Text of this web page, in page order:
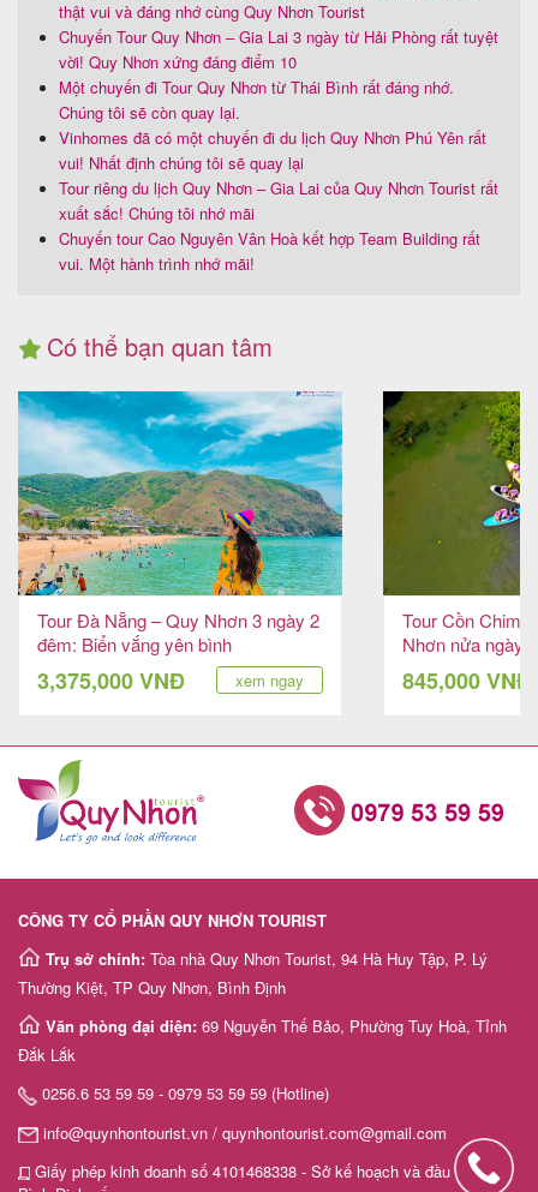
thật vui và đáng nhớ cùng Quy Nhơn Tourist
Chuyến Tour Quy Nhơn – Gia Lai 3 ngày từ Hải Phòng rất tuyệt
vời! Quy Nhơn xứng đáng điểm 10
Một chuyến đi Tour Quy Nhơn từ Thái Bình rất đáng nhớ.
Chúng tôi sẽ còn quay lại.
Vinhomes đã có một chuyến đi du lịch Quy Nhơn Phú Yên rất
vui! Nhất định chúng tôi sẽ quay lại
Tour riêng du lịch Quy Nhơn – Gia Lai của Quy Nhơn Tourist rất
xuất sắc! Chúng tôi nhớ mãi
Chuyến tour Cao Nguyên Vân Hoà kết hợp Team Building rất
vui. Một hành trình nhớ mãi!
Có thể bạn quan tâm
Tour Đà Nẵng – Quy Nhơn 3 ngày 2
đêm: Biển vắng yên bình
3,375,000 VNĐ xem ngay
Tour Cồn Chim
Nhơn nửa ngày:
giữa lòng phố
845,000 VNĐ
CÔNG TY CỔ PHẦN QUY NHƠN TOURIST
Trụ sở chính: Tòa nhà Quy Nhơn Tourist, 94 Hà Huy Tập, P. Lý
Thường Kiệt, TP Quy Nhơn, Bình Định
Văn phòng đại diện: 69 Nguyễn Thế Bảo, Phường Tuy Hoà, Tỉnh
Đắk Lắk
0256.6 53 59 59 - 0979 53 59 59 (Hotline)
info@quynhontourist.vn / quynhontourist.com@gmail.com
Giấy phép kinh doanh số 4101468338 - Sở kế hoạch và đầu tư tỉnh